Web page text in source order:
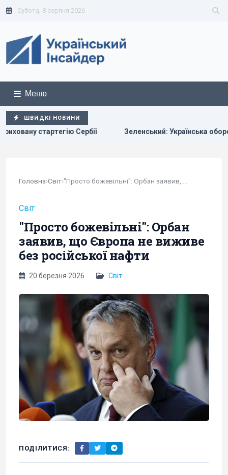
Субота, 8 серпня 2026
Меню
ШВИДКІ НОВИНИ
Сербії Зеленський: Українська оборонка може
Головна›Світ›
Світ
"Просто божевільні": Орбан
заявив, що Європа не виживе
без російської нафти
20 березня 2026 Світ
ПОДІЛИТИСЯ: